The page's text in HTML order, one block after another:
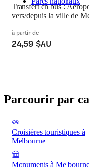
Transfert en bus :
vers/depuis la ville de
à partir de
24,59 $AU
Parcourir par
Croisières touristiques à
Melbourne
Monuments à Melbourne